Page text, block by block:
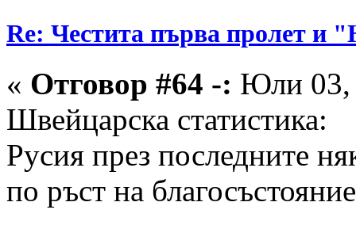
Re: Честита първа
« Отговор #64 -: Юли 03,
Швейцарска статистика:
Русия през последните
по ръст на